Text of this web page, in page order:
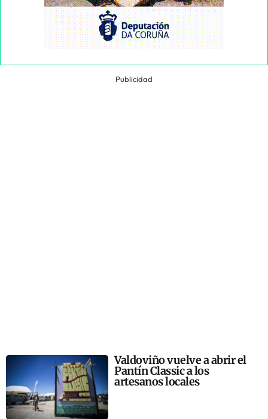
Publicidad
Valdoviño vuelve a abrir el
Pantín Classic a los
artesanos locales